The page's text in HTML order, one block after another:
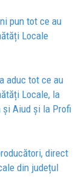
pun tot ce au
Locale
aduc tot ce au
Locale, la
și Aiud și la Profi
direct
din județul